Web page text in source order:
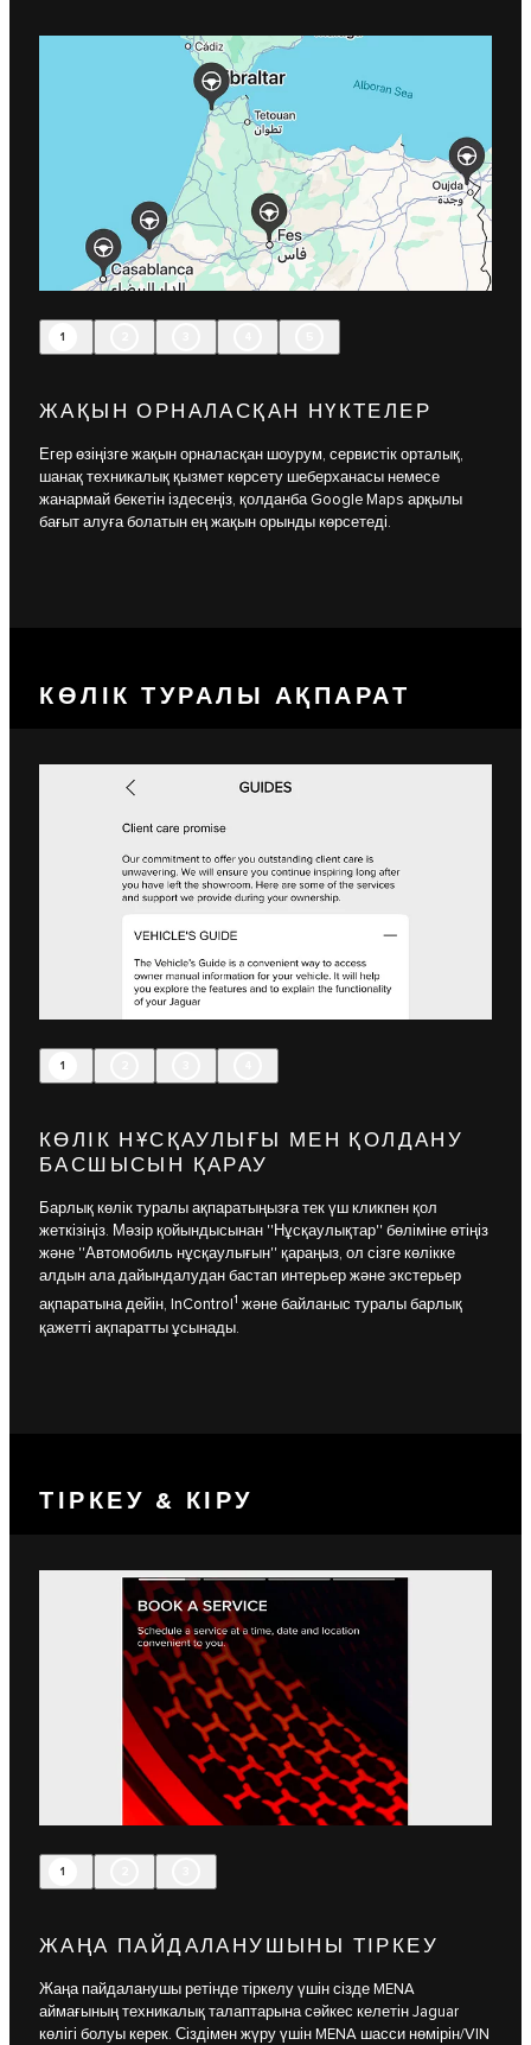
1
ЖАҚЫН ОРНАЛАСҚАН НҮКТЕЛЕР
Егер өзіңізге жақын орналасқан шоурум, сервистік орталық,
шанақ техникалық қызмет көрсету шеберханасы немесе
жанармай бекетін іздесеңіз, қолданба Google Maps арқылы
бағыт алуға болатын ең жақын орынды көрсетеді.
КӨЛІК ТУРАЛЫ АҚПАРАТ
1
КӨЛІК НҰСҚАУЛЫҒЫ МЕН ҚОЛДАНУ
БАСШЫСЫН ҚАРАУ
Барлық көлік туралы ақпаратыңызға тек үш кликпен қол
жеткізіңіз. Мәзір қойындысынан ''Нұсқаулықтар'' бөліміне өтіңіз
және ''Автомобиль нұсқаулығын'' қараңыз, ол сізге көлікке
алдын ала дайындалудан бастап интерьер және экстерьер
ақпаратына дейін, InControl1 және байланыс туралы барлық
қажетті ақпаратты ұсынады.
ТІРКЕУ & КІРУ
1
ЖАҢА ПАЙДАЛАНУШЫНЫ ТІРКЕУ
Жаңа пайдаланушы ретінде тіркелу үшін сізде MENA
аймағының техникалық талаптарына сәйкес келетін Jaguar
көлігі болуы керек. Сіздімен жүру үшін MENA шасси нөмірін/VIN